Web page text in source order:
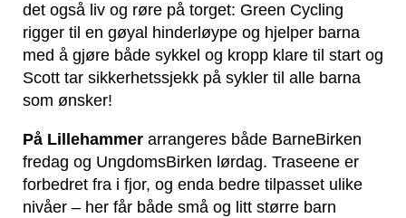
det også liv og røre på torget: Green Cycling
rigger til en gøyal hinderløype og hjelper barna
med å gjøre både sykkel og kropp klare til start og
Scott tar sikkerhetssjekk på sykler til alle barna
som ønsker!
På Lillehammer arrangeres både BarneBirken
fredag og UngdomsBirken lørdag. Traseene er
forbedret fra i fjor, og enda bedre tilpasset ulike
nivåer – her får både små og litt større barn